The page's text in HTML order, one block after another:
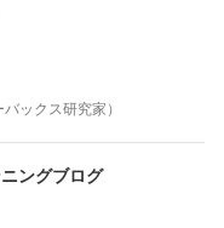
ックス研究家）
ングブログ